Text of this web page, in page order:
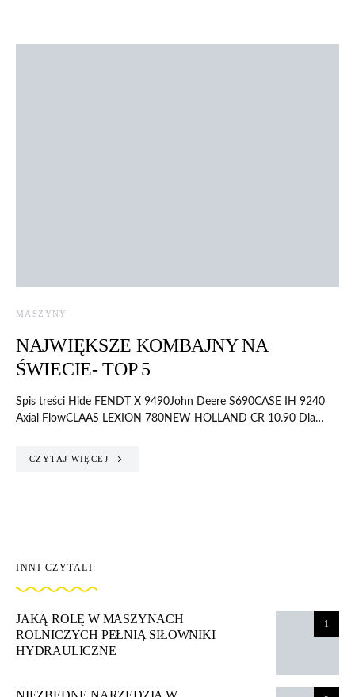
MASZYNY
NAJWIĘKSZE KOMBAJNY NA
ŚWIECIE- TOP 5
Spis treści Hide FENDT X 9490John Deere S690CASE IH 9240
Axial FlowCLAAS LEXION 780NEW HOLLAND CR 10.90 Dla…
CZYTAJ WIĘCEJ
INNI CZYTALI:
1
JAKĄ ROLĘ W MASZYNACH
ROLNICZYCH PEŁNIĄ SIŁOWNIKI
HYDRAULICZNE